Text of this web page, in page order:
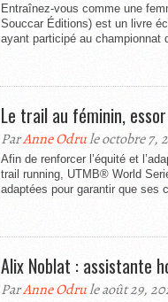
Entraînez-vous comme une
Souccar Éditions) est un livre
ayant participé au championnat
Le trail au féminin,
ParAnne Odrule octobre 7,
Afin de renforcer l’équité et
trail running, UTMB® World
adaptées pour garantir que ses
Alix Noblat : assistante
ParAnne Odrule août 29,